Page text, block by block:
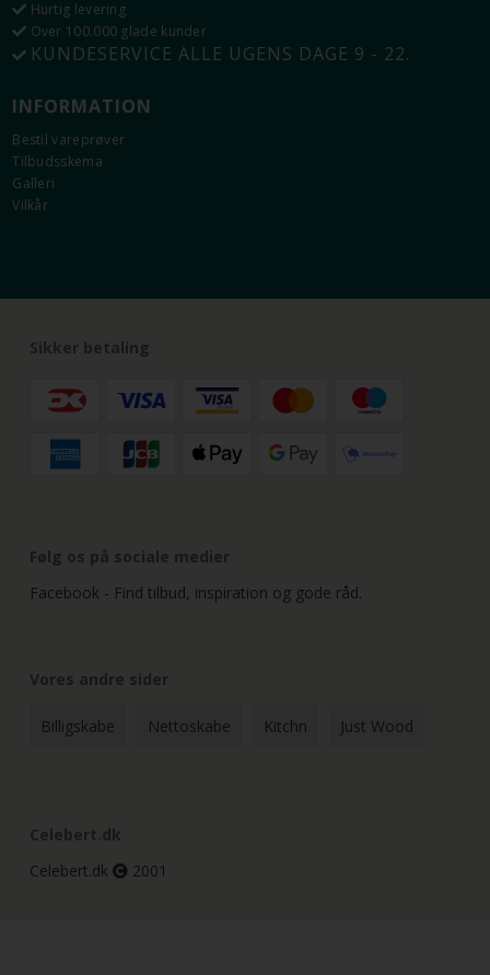
Hurtig levering
Over 100.000 glade kunder
KUNDESERVICE ALLE UGENS DAGE 9 - 22.
INFORMATION
Bestil vareprøver
Tilbudsskema
Galleri
Vilkår
Sikker betaling
Følg os på sociale medier
Facebook - Find tilbud, inspiration og gode råd.
Vores andre sider
Billigskabe Nettoskabe Kitchn Just Wood
Celebert.dk
Celebert.dk
2001